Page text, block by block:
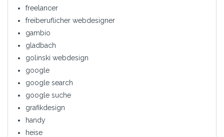
freelancer
freiberuflicher webdesigner
gambio
gladbach
golinski webdesign
google
google search
google suche
grafikdesign
handy
heise